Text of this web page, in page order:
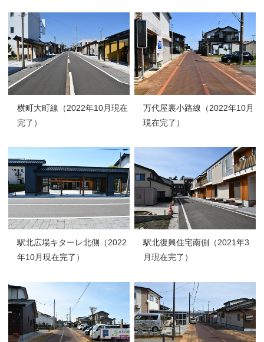
横町大町線（2022年10月現在
完了）
万代屋裏小路線（2022年10月
現在完了）
駅北広場キターレ北側（2022
年10月現在完了）
駅北復興住宅南側（2021年3
月現在完了）